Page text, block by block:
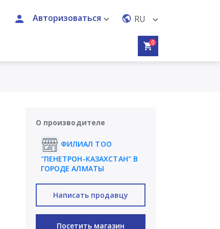
Авторизоваться RU
0
О производителе
ФИЛИАЛ ТОО
"ПЕНЕТРОН-КАЗАХСТАН" В
ГОРОДЕ АЛМАТЫ
Написать продавцу
Посетить магазин